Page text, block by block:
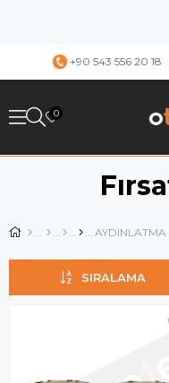
+90 543 556 20 18
0
AYDINLATMA
SIRALAMA